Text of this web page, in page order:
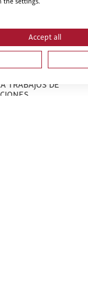
TRABAJOS DE
the settings.
Accept all